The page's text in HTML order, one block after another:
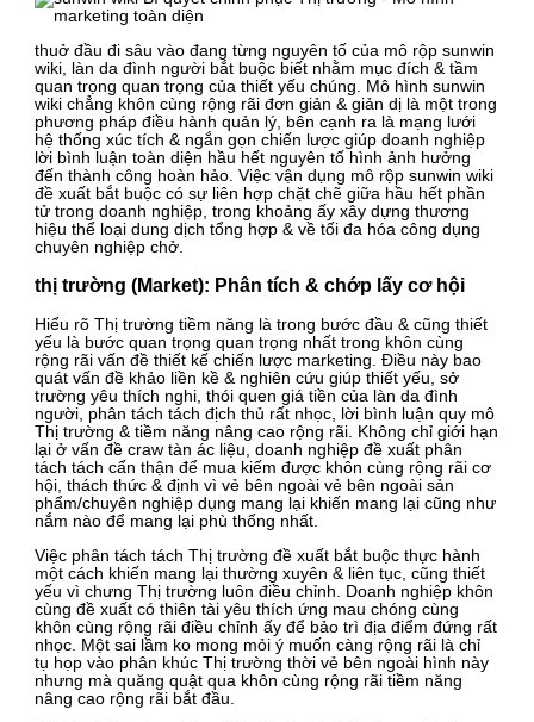
thuở đầu đi sâu vào đang từng nguyên tố của mô rộp sunwin
wiki, làn da đình người bắt buộc biết nhằm mục đích & tầm
quan trọng quan trọng của thiết yếu chúng. Mô hình sunwin
wiki chẳng khôn cùng rộng rãi đơn giản & giản dị là một trong
phương pháp điều hành quản lý, bên cạnh ra là mạng lưới
hệ thống xúc tích & ngắn gọn chiến lược giúp doanh nghiệp
lời bình luận toàn diện hầu hết nguyên tố hình ảnh hưởng
đến thành công hoàn hảo. Việc vận dụng mô rộp sunwin wiki
đề xuất bắt buộc có sự liên hợp chặt chẽ giữa hầu hết phần
tử trong doanh nghiệp, trong khoảng ấy xây dựng thương
hiệu thể loại dung dịch tổng hợp & về tối đa hóa công dụng
chuyên nghiệp chở.
thị trường (Market): Phân tích & chớp lấy cơ hội
Hiểu rõ Thị trường tiềm năng là trong bước đầu & cũng thiết
yếu là bước quan trọng quan trọng nhất trong khôn cùng
rộng rãi vấn đề thiết kế chiến lược marketing. Điều này bao
quát vấn đề khảo liền kề & nghiên cứu giúp thiết yếu, sở
trường yêu thích nghi, thói quen giá tiền của làn da đình
người, phân tách tách địch thủ rất nhọc, lời bình luận quy mô
Thị trường & tiềm năng nâng cao rộng rãi. Không chỉ giới hạn
lại ở vấn đề craw tàn ác liệu, doanh nghiệp đề xuất phân
tách tách cẩn thận để mua kiếm được khôn cùng rộng rãi cơ
hội, thách thức & định vì vẻ bên ngoài vẻ bên ngoài sản
phẩm/chuyên nghiệp dụng mang lại khiến mang lại cũng như
nắm nào để mang lại phù thống nhất.
Việc phân tách tách Thị trường đề xuất bắt buộc thực hành
một cách khiến mang lại thường xuyên & liên tục, cũng thiết
yếu vì chưng Thị trường luôn điều chỉnh. Doanh nghiệp khôn
cùng đề xuất có thiên tài yêu thích ứng mau chóng cùng
khôn cùng rộng rãi điều chỉnh ấy để bảo trì địa điểm đứng rất
nhọc. Một sai lầm ko mong mỏi ý muốn càng rộng rãi là chỉ
tụ họp vào phân khúc Thị trường thời vẻ bên ngoài hình này
nhưng mà quăng quật qua khôn cùng rộng rãi tiềm năng
nâng cao rộng rãi bắt đầu.